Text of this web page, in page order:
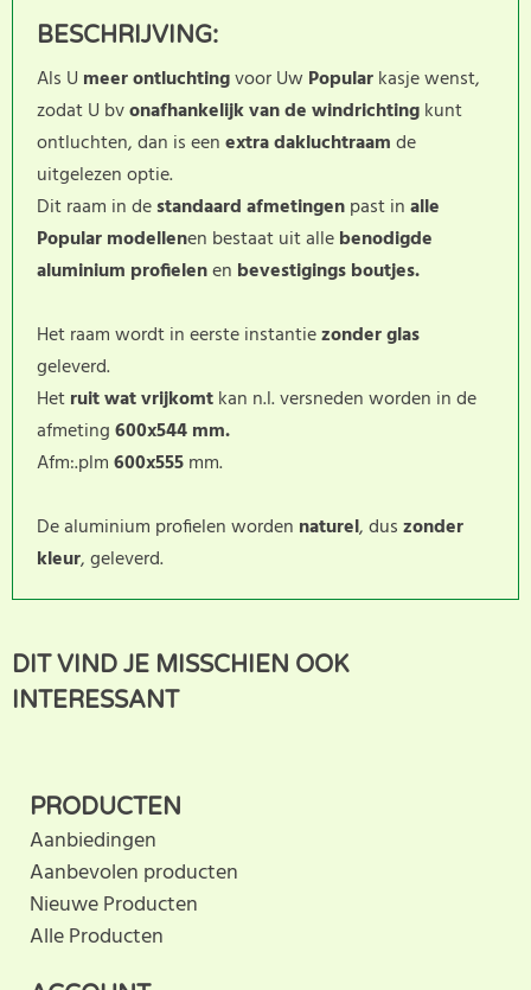
BESCHRIJVING:
Als U meer ontluchtingvoor Uw Popularkasje wenst,
zodat U bvonafhankelijk van de windrichtingkunt
ontluchten, dan is eenextra dakluchtraamde
uitgelezen optie.
Dit raam in destandaard afmetingenpast inalle
Popular modellenen bestaat uit allebenodigde
aluminium profielenen bevestigings boutjes.
Het raam wordt in eerste instantiezonder glas
geleverd.
Hetruit wat vrijkomtkan n.l. versneden worden in de
afmeting600x544 mm.
Afm:.plm600x555mm.
De aluminium profielen worden naturel, duszonder
kleur, geleverd.
SCHRIJF BEOORDELING
Dit product heeft nog geen
klantbeoordeling. U helpt
anderen met hun keuze door uw ervaring te delen.
DIT VIND JE MISSCHIEN OOK
INTERESSANT
PRODUCTEN
Aanbiedingen
Aanbevolen producten
Nieuwe Producten
Alle Producten